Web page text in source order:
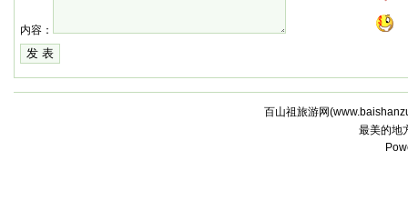
内容：
百山祖旅游网(
最美的地